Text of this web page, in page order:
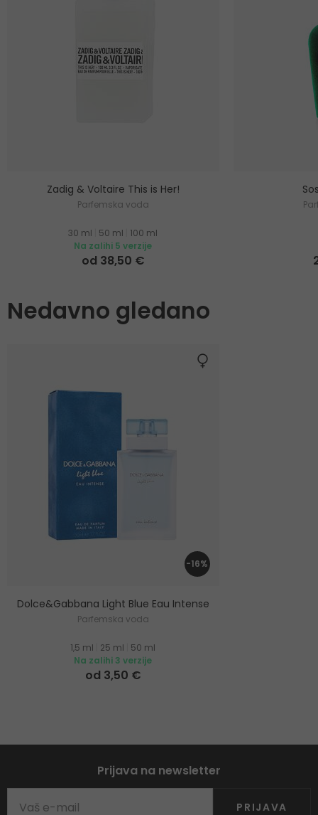
Zadig & Voltaire This is Her!
Parfemska voda
30 ml 50 ml
100 ml
Na zalihi 5 verzije
od 38,50 €
Nedavno gledano
-16%
Dolce&Gabbana Light Blue Eau Intense
Parfemska voda
1,5 ml 25 ml
50 ml
Na zalihi 3 verzije
od 3,50 €
Prijava na newsletter
PRIJAVA